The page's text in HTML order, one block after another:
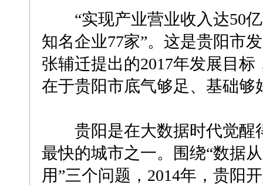
“实现产业营业收入达50亿
知名企业77家”。这是贵阳市
张辅迁提出的2017年发展目
在于贵阳市底气够足、基础够
贵阳是在大数据时代觉醒
最快的城市之一。围绕“数据
用”三个问题，2014年，贵